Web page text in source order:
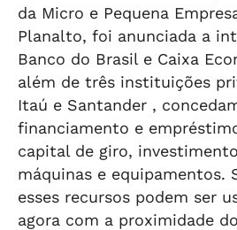
da Micro e Pequena
Planalto, foi anunciada a
Banco do Brasil e Caixa
além de três instituições
Itaú e Santander ,
financiamento e
capital de giro,
máquinas e equipamentos.
esses recursos podem ser
agora com a proximidade